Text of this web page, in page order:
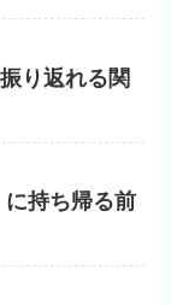
り返れる関
持ち帰る前